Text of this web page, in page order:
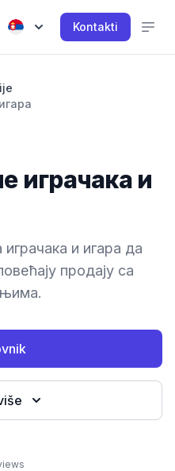
Kontakti
играчака и
и игара да
продају са